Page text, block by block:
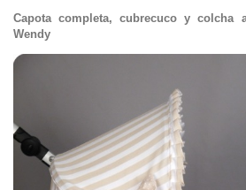
Capota completa, cubrecuco y colcha
Wendy